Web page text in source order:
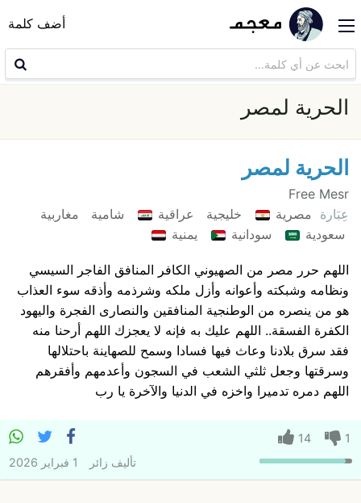
أضف كلمة
الحرية لمصر
الحرية لمصر
Free Mesr
عِبَارة مصرية خليجية عراقية شامية
مغاربية
سعودية
سودانية يمنية
اللهم حرر مصر من الصهيوني الكافر المنافق الفاجر السيسي
ونظامه وشبكته وأعوانه وأزل ملكه وشرذمه وأذقه سوء العذاب
هو من ينصره من الوطنجية المنافقين والنصارى الفجرة واليهود
الكفرة الفسقة.. اللهم عليك به فإنه لا يعجزك اللهم أرحنا منه
فقد سرق بلادنا وعاث فيها فسادا وسمح للصهاينة باحتلالها
وسرقتها وجعل ثلثي الشعب في السجون وأعدمهم وأفقرهم
اللهم دمره تدميرا واخزه في الدنيا والآخرة يا رب
1
14
تأليف زائر 1 فبراير 2026